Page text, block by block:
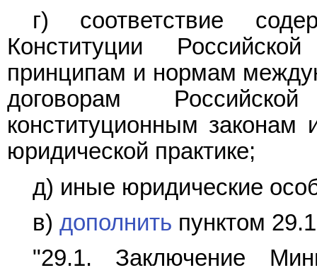
г) соответствие
Конституции
принципам и нормам
договорам
конституционным
юридической практике;
д) иные юридические
в) дополнить пунктом
"29.1. Заключение